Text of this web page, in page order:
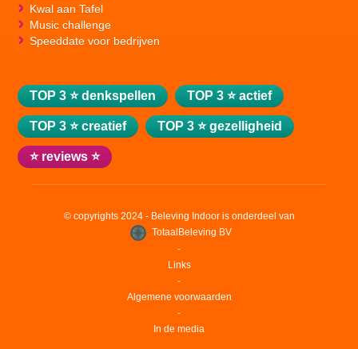
Kwal aan Tafel
Music challenge
Speeddate voor bedrijven
TOP 3 ⭐ denkspellen TOP 3 ⭐ actief
TOP 3 ⭐ creatief TOP 3 ⭐ gezelligheid
⭐ reviews ⭐
© copyrights 2024 - Beleving Indoor is onderdeel van
TotaalBeleving BV
‐
Links
‐
Algemene voorwaarden
‐
In de media